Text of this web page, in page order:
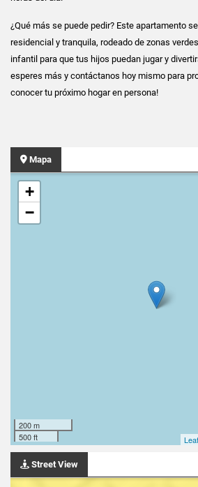
¿Qué más se puede pedir? Este apartamento
residencial y tranquila, rodeado de zonas
infantil para que tus hijos puedan jugar y
esperes más y contáctanos hoy mismo para
conocer tu próximo hogar en persona!
Mapa
+
−
200 m
500 ft
Street View